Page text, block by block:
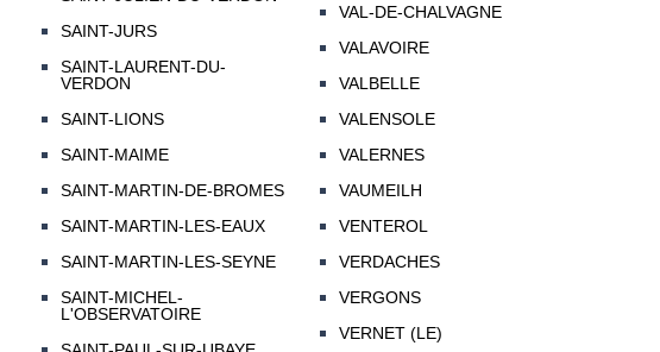
SAINT-JURS
SAINT-LAURENT-DU-
VERDON
SAINT-LIONS
SAINT-MAIME
SAINT-MARTIN-DE-BROMES
SAINT-MARTIN-LES-EAUX
SAINT-MARTIN-LES-SEYNE
SAINT-MICHEL-
L'OBSERVATOIRE
VAL-DE-CHALVAGNE
VALAVOIRE
VALBELLE
VALENSOLE
VALERNES
VAUMEILH
VENTEROL
VERDACHES
VERGONS
VERNET (LE)